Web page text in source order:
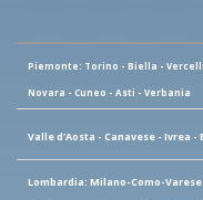
Piemonte: Torino - Biella -
Novara - Cuneo - Asti - Verbania
Valle d'Aosta - Canavese - Ivrea -
Lombardia: Milano-Como-